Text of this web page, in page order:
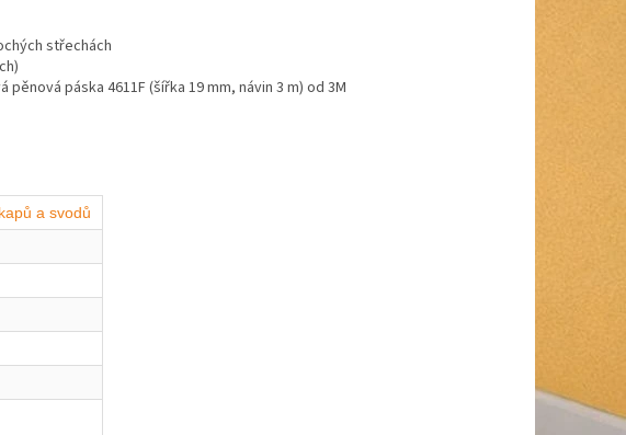
střechách
páska 4611F (šířka 19 mm, návin 3 m) od 3M
a svodů